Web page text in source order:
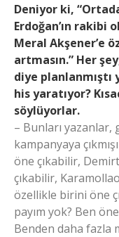
Deniyor ki,
Erdoğan’ın rakibi
Meral Akşener’e
artmasın.” Her
diye planlanmıştı
his yaratıyor?
söylüyorlar.
– Bunları yazanlar,
kampanyaya
öne çıkabilir,
çıkabilir,
özellikle birini öne
payım yok? Ben
Benden daha fazla